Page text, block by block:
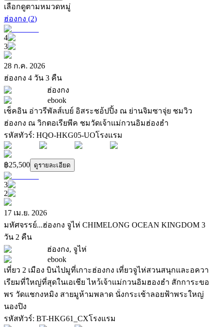
เลือกดูตามหมวดหมู่
ฮ่องกง (2)
4
3
28 ก.ค. 2026
ฮ่องกง 4 วัน 3 คืน
ฮ่องกง
ebook
เช็คอิน อ่าวรีพัลส์เบย์ อิสระชอ้ปปิ้ง ณ ย่านจิมซาจุ่ย ชมวิว
ฮ่องกง ณ วิกตอเรียพีค ชมวัดเจ้าแม่กวนอิมฮ่องฮำ
รหัสทัวร์: HQO-HKG05-UOโรงแรม
฿25,500 ดูรายละเอียด
3
2
17 เม.ย. 2026
มหัศจรรย์...ฮ่องกง จูไห่ CHIMELONG OCEAN KINGDOM 3
วัน 2 คืน
ฮ่องกง, จูไห่
ebook
เที่ยว 2 เมือง บินไปมูที่เกาะฮ่องกง เที่ยวจูไห่สวนสนุกและอควา
เรียมที่ใหญ่ที่สุดในเอเชีย ไหว้เจ้าแม่กวนอิมฮองฮำ สักการะขอ
พร วัดแชกงหมิง สายมูห้ามพลาด นั่งกระเช้าลอยฟ้าพระใหญ่
นองปิง
รหัสทัวร์: BT-HKG61_CXโรงแรม